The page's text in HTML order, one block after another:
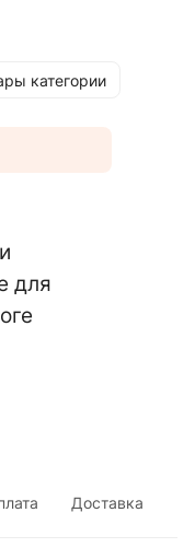
категории
для
Доставка